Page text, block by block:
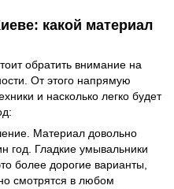
какой материал
обратить внимание на
От этого напрямую
и насколько легко будет
Материал довольно
год. Гладкие умывальники
более дорогие варианты,
смотрятся в любом